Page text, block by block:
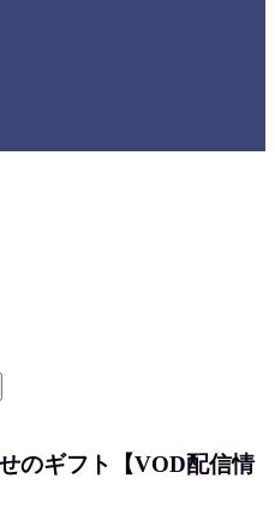
のギフト【VOD配信情